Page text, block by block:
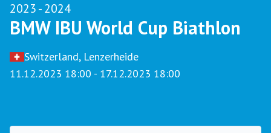
2023 - 2024
BMW IBU World Cup Biathlon
Switzerland, Lenzerheide
11.12.2023 18:00 - 17.12.2023 18:00